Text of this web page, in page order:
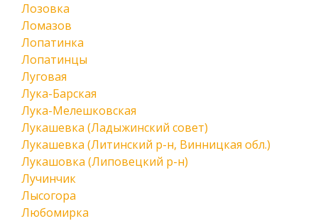
Лозовка
Ломазов
Лопатинка
Лопатинцы
Луговая
Лука-Барская
Лука-Мелешковская
Лукашевка (Ладыжинский совет)
Лукашевка (Литинский р-н, Винницкая обл.)
Лукашовка (Липовецкий р-н)
Лучинчик
Лысогора
Любомирка